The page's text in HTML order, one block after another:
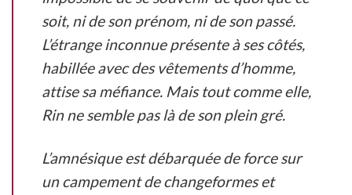
soit, ni de son prénom, ni de son passé.
L’étrange inconnue présente à ses côtés,
habillée avec des vêtements d’homme,
attise sa méfiance. Mais tout comme elle,
Rin ne semble pas là de son plein gré.
L’amnésique est débarquée de force sur
un campement de changeformes et